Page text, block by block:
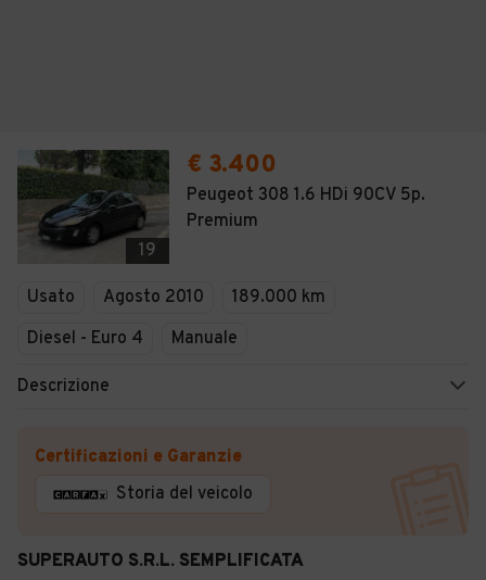
19
€ 3.400
Peugeot 308 1.6 HDi 90CV 5p.
Premium
Usato Agosto 2010
189.000 km
Diesel - Euro 4
Manuale
Descrizione
Certificazioni e Garanzie
Storia del veicolo
SUPERAUTO S.R.L. SEMPLIFICATA